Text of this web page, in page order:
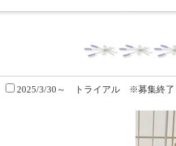
2025/3/30～ トライアル ※募集終